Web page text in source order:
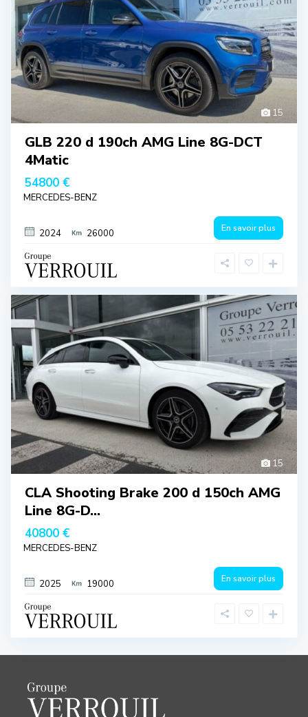
15
GLB 220 d 190ch AMG Line 8G-DCT
4Matic
54800 €
MERCEDES-BENZ
2024 26000 En savoir plus
15
CLA Shooting Brake 200 d 150ch AMG
Line 8G-D...
40800 €
MERCEDES-BENZ
2025 19000 En savoir plus